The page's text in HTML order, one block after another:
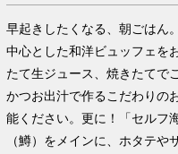
早起きしたくなる、朝ごはん
中心とした和洋ビュッフェを
たて生ジュース、焼きたてで
かつお出汁で作るこだわりの
能ください。更に！「セルフ
（鱒）をメインに、ホタテ